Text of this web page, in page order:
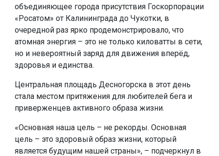
объединяющее города присутствия Госкорпорации
«Росатом» от Калининграда до Чукотки, в
очередной раз ярко продемонстрировало, что
атомная энергия – это не только киловатты в сети,
но и невероятный заряд для движения вперёд,
здоровья и единства.
Центральная площадь Десногорска в этот день
стала местом притяжения для любителей бега и
приверженцев активного образа жизни.
«Основная наша цель – не рекорды. Основная
цель – это здоровый образ жизни, который
является будущим нашей страны», – подчеркнул в